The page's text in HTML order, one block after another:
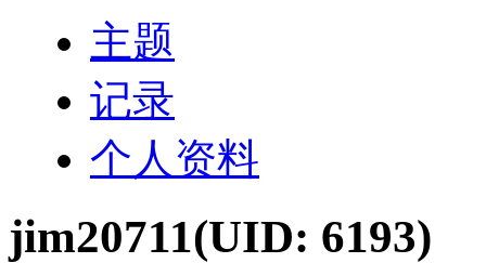
主题
记录
个人资料
jim20711(UID: 6193)